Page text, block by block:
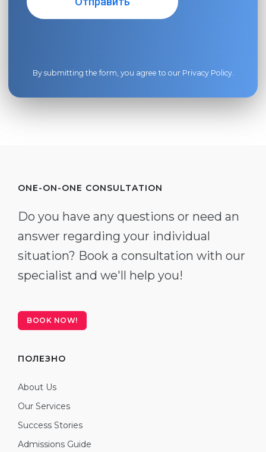
By submitting the form, you agree to our Privacy Policy.
ONE-ON-ONE CONSULTATION
Do you have any questions or need an
answer regarding your individual
situation? Book a consultation with our
specialist and we'll help you!
BOOK NOW!
ПОЛЕЗНО
About Us
Our Services
Success Stories
Admissions Guide